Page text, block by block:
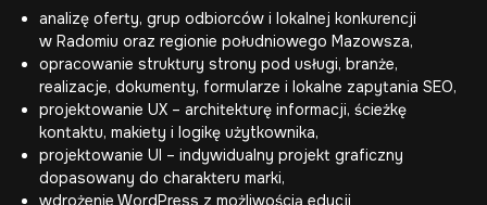
analizę oferty, grup odbiorców i lokalnej konkurencji
w Radomiu oraz regionie południowego Mazowsza,
opracowanie struktury strony pod usługi, branże,
realizacje, dokumenty, formularze i lokalne zapytania SEO,
projektowanie UX – architekturę informacji, ścieżkę
kontaktu, makiety i logikę użytkownika,
projektowanie UI – indywidualny projekt graficzny
dopasowany do charakteru marki,
wdrożenie WordPress z możliwością edycji